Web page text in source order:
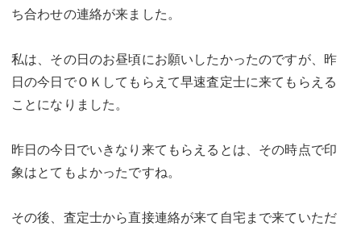
ち合わせの連絡が来ました。
私は、その日のお昼頃にお願いしたかったのですが、昨
日の今日でＯＫしてもらえて早速査定士に来てもらえる
ことになりました。
昨日の今日でいきなり来てもらえるとは、その時点で印
象はとてもよかったですね。
その後、査定士から直接連絡が来て自宅まで来ていただ